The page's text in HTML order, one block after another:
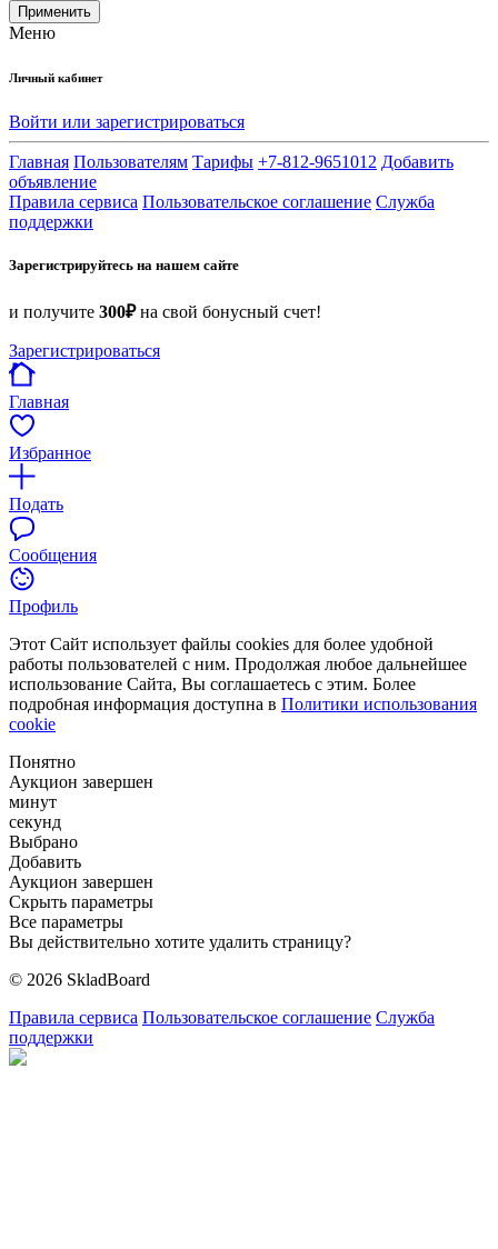
Применить
Меню
Личный кабинет
Войти или зарегистрироваться
Главная Пользователям Тарифы +7-812-9651012 Добавить
объявление
Правила сервиса Пользовательское соглашение Служба
поддержки
Зарегистрируйтесь на нашем сайте
и получите 300₽на свой бонусный счет!
Зарегистрироваться
Главная
Избранное
Подать
Сообщения
Профиль
Этот Сайт использует файлы cookies для более удобной
работы пользователей с ним. Продолжая любое дальнейшее
использование Сайта, Вы соглашаетесь с этим. Более
подробная информация доступна в Политики использования
cookie
Понятно
Аукцион завершен
минут
секунд
Выбрано
Добавить
Аукцион завершен
Скрыть параметры
Все параметры
Вы действительно хотите удалить страницу?
© 2026 SkladBoard
Правила сервиса Пользовательское соглашение Служба
поддержки